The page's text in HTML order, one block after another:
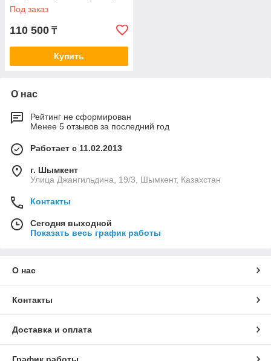
Под заказ
110 500 ₸
Купить
О нас
Рейтинг не сформирован
Менее 5 отзывов за последний год
Работает с 11.02.2013
г. Шымкент
Улица Джангильдина, 19/3, Шымкент, Казахстан
Контакты
Сегодня выходной
Показать весь график работы
О нас
Контакты
Доставка и оплата